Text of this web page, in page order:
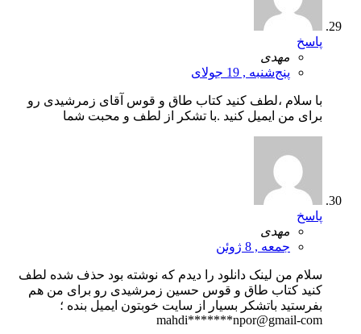
پاسخ
مهدی
پنج‌شنبه , 19 جولای
با سلام ،لطف کنید کتاب طاق و قوس آقای زمرشیدی رو
برای من ایمیل کنید .با تشکر از لطف و محبت شما
پاسخ
مهدی
جمعه , 8 ژوئن
سلام من لینک دانلود را دیدم که نوشته بود حذف شده لطف
کنید کتاب طاق و قوس حسین زمرشیدی رو برای من هم
بفرستید باتشکر بسیار از سایت خوبتون ایمیل بنده ؛
mahdi*******npor@gmail-com